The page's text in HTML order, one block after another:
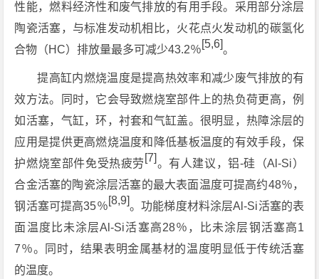
性能，燃料经济性和废气排放的有用手段。采用部分涂层
陶瓷活塞，与标准发动机相比，火花点火发动机的碳氢化
合物（HC）排放量最多可减少43.2％[5,6]。
提高缸内燃烧温度是提高热效率和减少废气排放的有
效方法。同时，它会导致燃烧室部件上的热负荷更高，例
如活塞，气缸，环，衬套和气缸盖。很明显，热障涂层的
应用是提供更高燃烧温度和降低基板温度的有效手段，保
护燃烧室部件免受热疲劳 [7]。有人建议，铝-硅（Al-Si）
合金活塞的陶瓷涂层活塞的最大表面温度可提高约48％，
钢活塞可提高35％[8,9]。功能梯度材料涂层Al-Si活塞的表
面温度比未涂层Al-Si活塞高28％，比未涂层钢活塞高1
7％。同时，结果表明金属基材的温度明显低于传统活塞
的温度。